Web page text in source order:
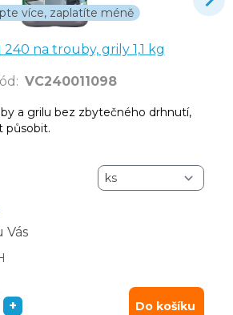
více, zaplatíte méně
240 na trouby, grily 1,1 kg
: VC240011098
a grilu bez zbytečného drhnutí,
působit.
Vás
+ Do košíku